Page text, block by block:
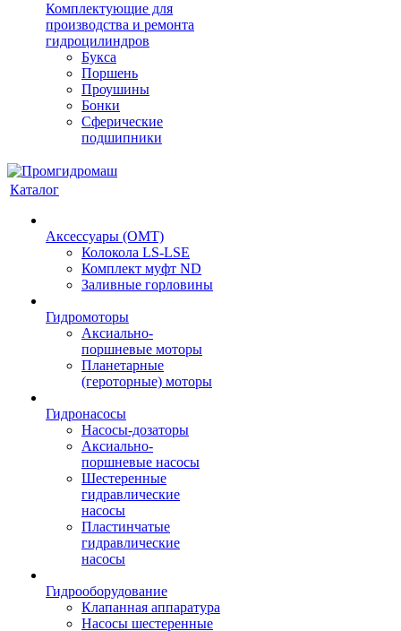
Комплектующие для
производства и ремонта
гидроцилиндров
Букса
Поршень
Проушины
Бонки
Сферические
подшипники
Каталог
Аксессуары (OMT)
Колокола LS-LSE
Комплект муфт ND
Заливные горловины
Гидромоторы
Аксиально-
поршневые моторы
Планетарные
(героторные) моторы
Гидронасосы
Насосы-дозаторы
Аксиально-
поршневые насосы
Шестеренные
гидравлические
насосы
Пластинчатые
гидравлические
насосы
Гидрооборудование
Клапанная аппаратура
Насосы шестеренные